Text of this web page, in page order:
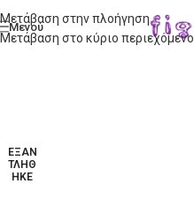
Μετάβαση στην πλοήγηση
Μετάβαση στο κύριο περιεχόμενο
Μενού
ΕΞΑΝ
ΤΛΉΘ
ΗΚΕ